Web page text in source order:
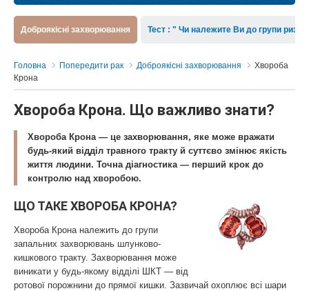
Доброякісні захворювання Тест : " Чи належите Ви до групи
Головна Попередити рак Доброякісні захворювання
Хвороба
Крона
Хвороба Крона. Що важливо знати?
Хвороба Крона — це захворювання, яке може вражати
будь-який відділ травного тракту й суттєво змінює якість
життя людини. Точна діагностика — перший крок до
контролю над хворобою.
ЩО ТАКЕ ХВОРОБА КРОНА?
Хвороба Крона належить до групи
запальних захворювань шлунково-
кишкового тракту. Захворювання може
виникати у будь-якому відділі ШКТ — від
ротової порожнини до прямої кишки. Зазвичай охоплює всі шари